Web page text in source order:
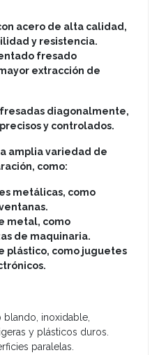
acero de alta calidad,
y resistencia.
fresado
extracción de
diagonalmente,
y controlados.
amplia variedad de
como:
metálicas, como
metal, como
de maquinaria.
plástico, como juguetes
blando, inoxidable,
y plásticos duros.
paralelas.